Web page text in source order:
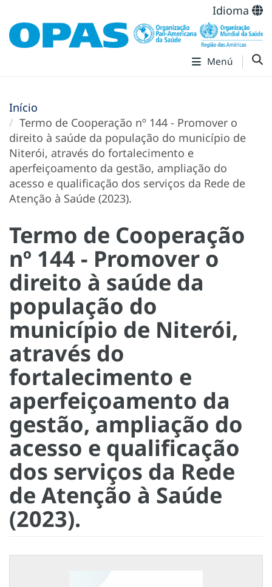
Idioma
Menú
Início
Termo de Cooperação nº 144 - Promover o
direito à saúde da população do município de
Niterói, através do fortalecimento e
aperfeiçoamento da gestão, ampliação do
acesso e qualificação dos serviços da Rede de
Atenção à Saúde (2023).
Termo de Cooperação
nº 144 - Promover o
direito à saúde da
população do
município de Niterói,
através do
fortalecimento e
aperfeiçoamento da
gestão, ampliação do
acesso e qualificação
dos serviços da Rede
de Atenção à Saúde
(2023).